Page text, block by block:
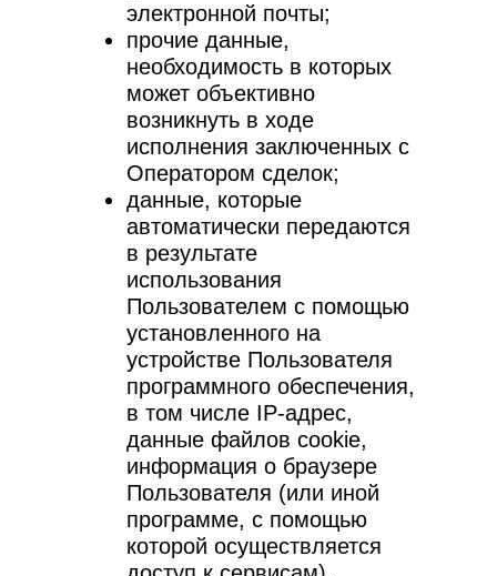
электронной почты;
прочие данные,
необходимость в которых
может объективно
возникнуть в ходе
исполнения заключенных с
Оператором сделок;
данные, которые
автоматически передаются
в результате
использования
Пользователем с помощью
установленного на
устройстве Пользователя
программного обеспечения,
в том числе IP-адрес,
данные файлов cookie,
информация о браузере
Пользователя (или иной
программе, с помощью
которой осуществляется